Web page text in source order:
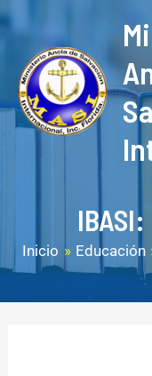
Ir
contenido
Inicio Educación
a
c
e
b
o
u
T
u
i
l